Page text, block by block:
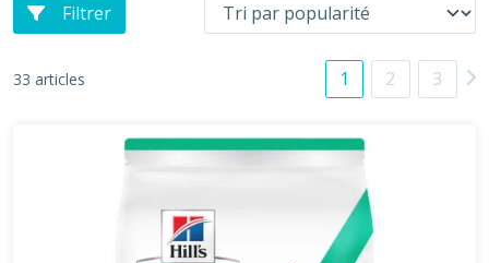
Filtrer
33 articles 1 2 3